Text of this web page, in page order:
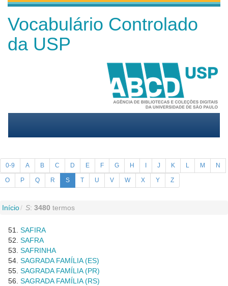
Vocabulário Controlado
da USP
0-9 A B C D E F G H I J K L M N
O P Q R S T U V W X Y Z
Início S: 3480 termos
SAFIRA
SAFRA
SAFRINHA
SAGRADA FAMÍLIA (ES)
SAGRADA FAMÍLIA (PR)
SAGRADA FAMÍLIA (RS)